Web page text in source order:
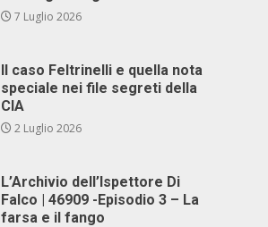
7 Luglio 2026
Il caso Feltrinelli e quella nota
speciale nei file segreti della
CIA
2 Luglio 2026
L’Archivio dell’Ispettore Di
Falco | 46909 -Episodio 3 – La
farsa e il fango